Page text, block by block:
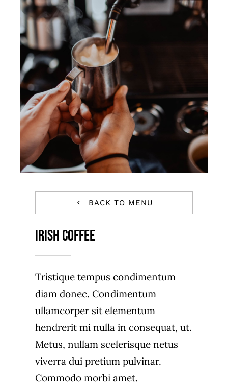
BACK TO MENU
Irish Coffee
Tristique tempus condimentum
diam donec. Condimentum
ullamcorper sit elementum
hendrerit mi nulla in consequat, ut.
Metus, nullam scelerisque netus
viverra dui pretium pulvinar.
Commodo morbi amet.